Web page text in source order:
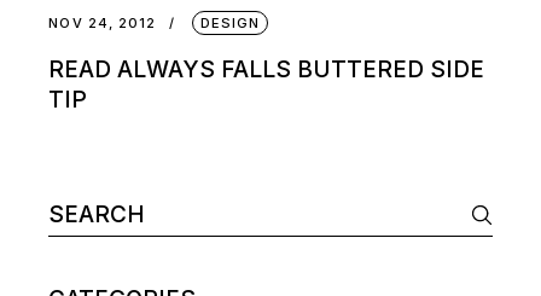
NOV 24, 2012 DESIGN
READ ALWAYS FALLS BUTTERED SIDE
TIP